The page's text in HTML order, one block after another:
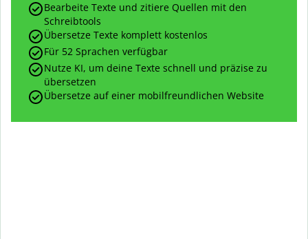
Bearbeite Texte und zitiere Quellen mit den
Schreibtools
Übersetze Texte komplett kostenlos
Für 52 Sprachen verfügbar
Nutze KI, um deine Texte schnell und präzise zu
übersetzen
Übersetze auf einer mobilfreundlichen Website